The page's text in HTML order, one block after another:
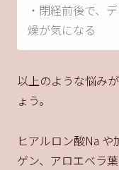
・閉経前後で、
燥が気になる
以上のような悩みが
ょう。
ヒアルロン酸Na
ゲン、アロエベラ